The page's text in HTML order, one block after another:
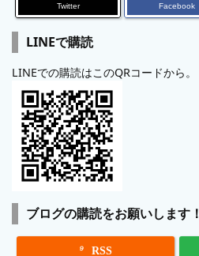
Twitter Facebook
LINEで購読
LINEでの購読はこのQRコードから。
ブログの購読をお願いします！
 RSS